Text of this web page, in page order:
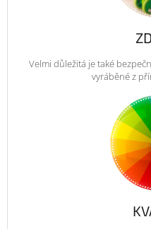
Velmi důležitá je také
vyráběné z